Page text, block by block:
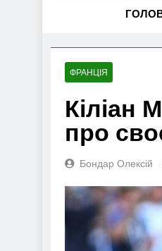
ФРАНЦІЯ
Кіліан
про
Бондар Олексій